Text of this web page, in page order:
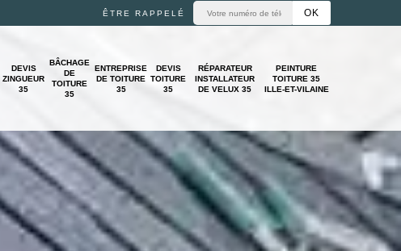
ÊTRE RAPPELÉ
DEVIS
ZINGUEUR
35
BÂCHAGE
DE
TOITURE
35
ENTREPRISE
DE TOITURE
35
DEVIS
TOITURE
35
RÉPARATEUR
INSTALLATEUR
DE VELUX 35
PEINTURE
TOITURE 35
ILLE-ET-VILAINE